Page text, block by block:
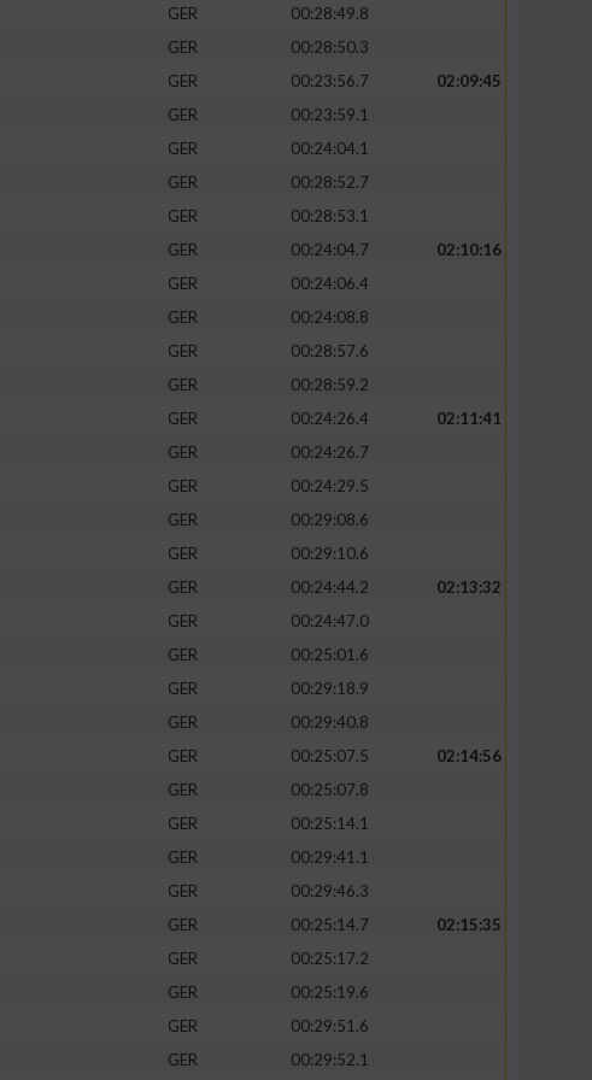
GER
00:28:49.8
GER
00:28:50.3
GER 00:23:56.7
02:09:45
GER
00:23:59.1
GER
00:24:04.1
GER
00:28:52.7
GER
00:28:53.1
GER 00:24:04.7
02:10:16
GER
00:24:06.4
GER
00:24:08.8
GER
00:28:57.6
GER
00:28:59.2
GER 00:24:26.4
02:11:41
GER
00:24:26.7
GER
00:24:29.5
GER
00:29:08.6
GER
00:29:10.6
GER 00:24:44.2
02:13:32
GER
00:24:47.0
GER
00:25:01.6
GER
00:29:18.9
GER
00:29:40.8
GER 00:25:07.5
02:14:56
GER
00:25:07.8
GER
00:25:14.1
GER
00:29:41.1
GER
00:29:46.3
GER 00:25:14.7
02:15:35
GER
00:25:17.2
GER
00:25:19.6
GER
00:29:51.6
GER 00:29:52.1